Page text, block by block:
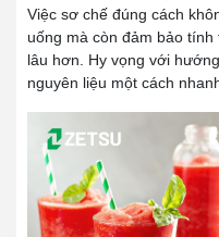
Việc sơ chế đúng cách
uống mà còn đảm bảo
lâu hơn. Hy vọng với
nguyên liệu một cách